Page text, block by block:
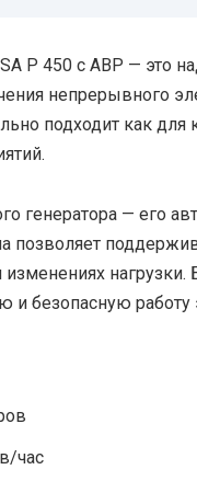
P 450 с АВР — это
непрерывного
подходит как
генератора — его
позволяет
нагрузки.
безопасную работу
час